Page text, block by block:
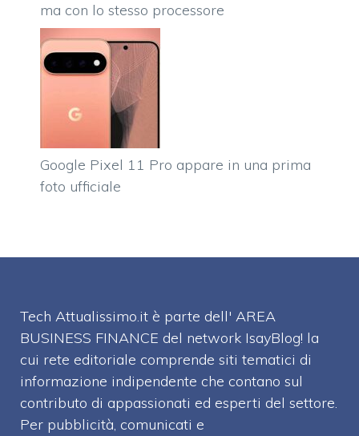
ma con lo stesso processore
Google Pixel 11 Pro appare in una prima
foto ufficiale
Tech Attualissimo.it è parte dell' AREA
BUSINESS FINANCE del network IsayBlog! la
cui rete editoriale comprende siti tematici di
informazione indipendente che contano sul
contributo di appassionati ed esperti del settore.
Per pubblicità, comunicati e